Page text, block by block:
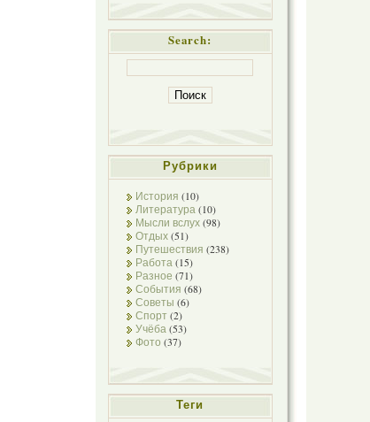
Search:
Рубрики
История (10)
Литература (10)
Мысли вслух(98)
Отдых(51)
Путешествия (238)
Работа (15)
Разное (71)
События (68)
Советы (6)
Спорт(2)
Учёба (53)
Фото (37)
Теги